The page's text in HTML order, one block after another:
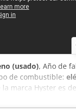
(usado), Año de
de combustible:
marca Hyster es
de uso; adecuada